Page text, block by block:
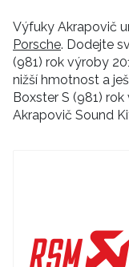
Výfuky Akrapovič
Porsche. Dodejte
(981) rok výroby
nižší hmotnost a
Boxster S (981)
Akrapovič Sound